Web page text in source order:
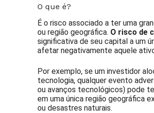
O que é?
É o risco associado a ter uma
ou região geográfica. O risco de
significativa de seu capital a um
afetar negativamente aquele
Por exemplo, se um investidor
tecnologia, qualquer evento
ou avanços tecnológicos) pode
em uma única região geográfica
ou desastres naturais.